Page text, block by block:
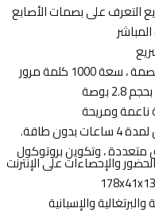
متعددة ، وتكوين بروتوكول